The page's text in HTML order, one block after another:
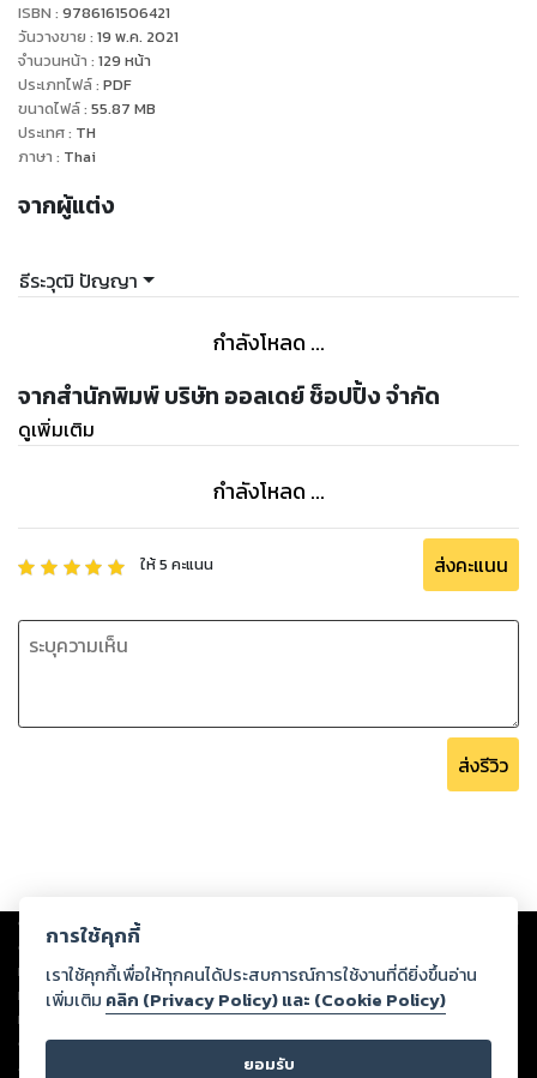
ISBN : 9786161506421
วันวางขาย : 19 พ.ค. 2021
จำนวนหน้า : 129 หน้า
ประเภทไฟล์: PDF
ขนาดไฟล์: 55.87 MB
ประเทศ: TH
ภาษา : Thai
จากผู้แต่ง
ธีระวุฒิ ปัญญา
กำลังโหลด ...
จากสำนักพิมพ์ บริษัท ออลเดย์ ช็อปปิ้ง จำกัด
ดูเพิ่มเติม
กำลังโหลด ...
ให้5 คะแนน ส่งคะแนน
ส่งรีวิว
Copyright © 2026
ต่อผลงานหรือเนื้อหาใดที่อัปโหลดผ่านเว็บไซต์และปรากฏว่าละเมิดสิทธิใน
ทรัพย์สินทางปัญญาของบุคคลอื่นหรือขัดต่อกฎหมายและศีลธรรม ดังนั้น ผู้อ่าน
ทุกท่านโปรดใช้วิจารณญาณในการกลั่นกรองด้วยตนเอง และหากท่านพบว่าส่วน
หนึ่งส่วนใดขัดต่อกฎหมายและศีลธรรม กรุณาแจ้งมายังบริษัท เพื่อทีมงานจะได้
ดำเนินการในทันที ทั้งนี้ ทางสตอรี่ล็อกขอสงวนลิขสิทธิ์ตามพระราชบัญญัติ
ลิขสิทธิ์ พ.ศ. 2537 (ฉบับล่าสุด)
การใช้คุกกี้
เราใช้คุกกี้เพื่อให้ทุกคนได้ประสบการณ์การใช้งานที่ดียิ่งขึ้นอ่าน
เพิ่มเติม คลิก (Privacy Policy) และ (Cookie Policy)
ยอมรับ